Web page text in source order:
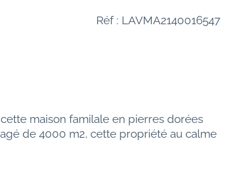
Réf : LAVMA2140016547
maison familale en pierres dorées
de 4000 m2, cette propriété au calme